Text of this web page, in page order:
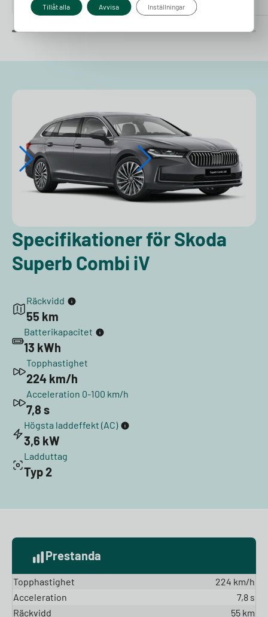
Specifikationer för Skoda
Superb Combi iV
Räckvidd
55 km
Batterikapacitet
13 kWh
Topphastighet
224 km/h
Acceleration 0-100 km/h
7,8 s
Högsta laddeffekt (AC)
3,6 kW
Ladduttag
Typ 2
Prestanda
Topphastighet
224 km/h
Acceleration
7,8 s
Räckvidd
55 km
Tillåt alla Avvisa Inställningar